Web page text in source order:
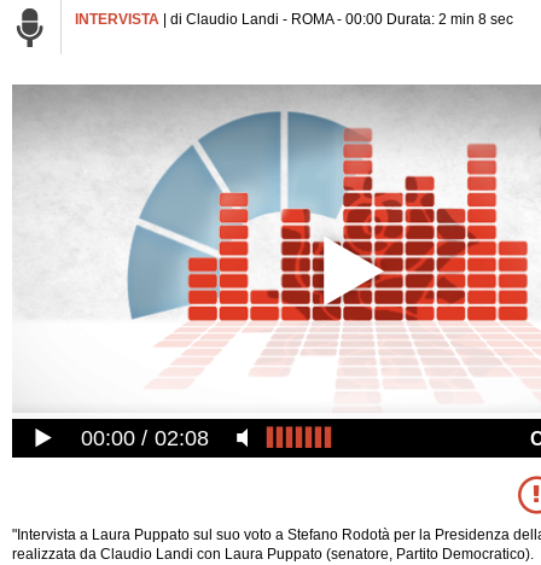
INTERVISTA | di Claudio Landi - ROMA - 00:00 Durata: 2 min 8 sec
00:00 02:08
"Intervista a Laura Puppato sul suo voto a Stefano Rodotà per la Presidenza
realizzata da Claudio Landi con Laura Puppato (senatore, Partito Democratico).